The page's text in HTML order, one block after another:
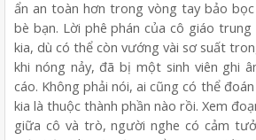
ẩn an toàn hơn trong vòng tay bảo
bè bạn. Lời phê phán của cô giáo
kia, dù có thể còn vướng vài sơ suất
khi nóng nảy, đã bị một sinh viên ghi
cáo. Không phải nói, ai cũng có thể
kia là thuộc thành phần nào rồi. Xem
giữa cô và trò, người nghe có cảm